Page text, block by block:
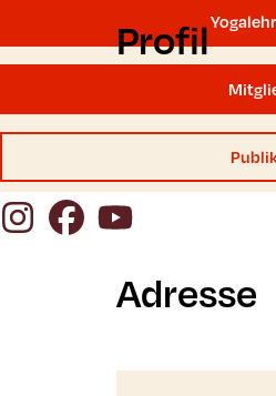
InstagramFacebook
YouTube
Profil
Adresse